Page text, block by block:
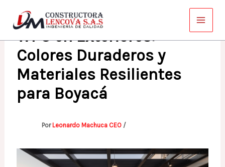
WPC en Exteriores:
Colores Duraderos y
Materiales Resilientes
para Boyacá
Por Leonardo Machuca CEO /